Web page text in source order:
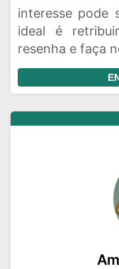
interesse pode
ideal é
resenha e faça